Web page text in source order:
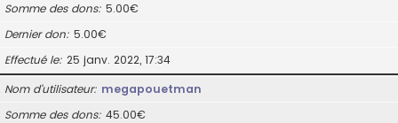
Somme des dons 5.00€
Dernier don 5.00€
Effectué le 25 janv. 2022, 17:34
Nom d’utilisateur megapouetman
Somme des dons 45.00€